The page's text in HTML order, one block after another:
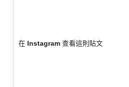
在 Instagram 查看這則貼文